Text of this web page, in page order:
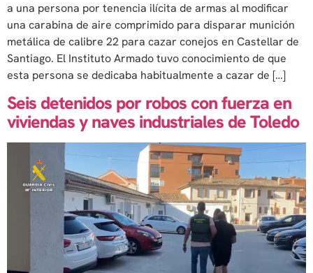
a una persona por tenencia ilícita de armas al modificar
una carabina de aire comprimido para disparar munición
metálica de calibre 22 para cazar conejos en Castellar de
Santiago. El Instituto Armado tuvo conocimiento de que
esta persona se dedicaba habitualmente a cazar de […]
Seis detenidos por robos con fuerza en
viviendas y naves industriales de Toledo